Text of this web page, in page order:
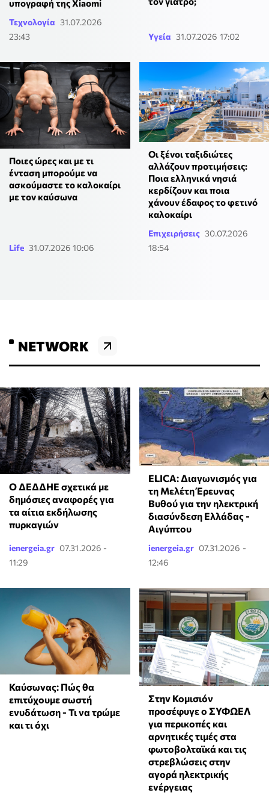
υπογραφή της Xiaomi
Τεχνολογία 31.07.2026
23:43
Υγεία 31.07.2026 17:02
Ποιες ώρες και με τι
ένταση μπορούμε να
ασκούμαστε το καλοκαίρι
με τον καύσωνα
Life 31.07.2026 10:06
Οι ξένοι ταξιδιώτες
αλλάζουν προτιμήσεις:
Ποια ελληνικά νησιά
κερδίζουν και ποια
χάνουν έδαφος το φετινό
καλοκαίρι
Επιχειρήσεις 30.07.2026
18:54
NETWORK
Ο ΔΕΔΔΗΕ σχετικά με
δημόσιες αναφορές για
τα αίτια εκδήλωσης
πυρκαγιών
ienergeia.gr 07.31.2026 -
11:29
ELICA: Διαγωνισμός για
τη Μελέτη Έρευνας
Βυθού για την ηλεκτρική
διασύνδεση Ελλάδας -
Αιγύπτου
ienergeia.gr 07.31.2026 -
12:46
Καύσωνας: Πώς θα
επιτύχουμε σωστή
ενυδάτωση - Τι να τρώμε
και τι όχι
Στην Κομισιόν
προσέφυγε ο ΣΥΦΩΕΛ
για περικοπές και
αρνητικές τιμές στα
φωτοβολταϊκά και τις
στρεβλώσεις στην
αγορά ηλεκτρικής
ενέργειας